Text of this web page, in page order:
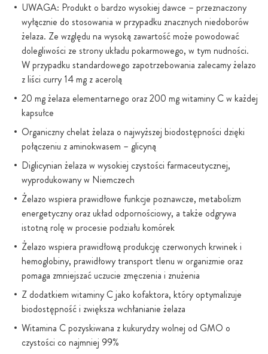
UWAGA: Produkt o bardzo wysokiej dawce – przeznaczony
wyłącznie do stosowania w przypadku znacznych niedoborów
żelaza. Ze względu na wysoką zawartość może powodować
dolegliwości ze strony układu pokarmowego, w tym nudności.
W przypadku standardowego zapotrzebowania zalecamy żelazo
z liści curry 14 mg z acerolą
20 mg żelaza elementarnego oraz 200 mg witaminy C w każdej
kapsułce
Organiczny chelat żelaza o najwyższej biodostępności dzięki
połączeniu z aminokwasem – glicyną
Diglicynian żelaza w wysokiej czystości farmaceutycznej,
wyprodukowany w Niemczech
Żelazo wspiera prawidłowe funkcje poznawcze, metabolizm
energetyczny oraz układ odpornościowy, a także odgrywa
istotną rolę w procesie podziału komórek
Żelazo wspiera prawidłową produkcję czerwonych krwinek i
hemoglobiny, prawidłowy transport tlenu w organizmie oraz
pomaga zmniejszać uczucie zmęczenia i znużenia
Z dodatkiem witaminy C jako kofaktora, który optymalizuje
biodostępność i zwiększa wchłanianie żelaza
Witamina C pozyskiwana z kukurydzy wolnej od GMO o
czystości co najmniej 99%